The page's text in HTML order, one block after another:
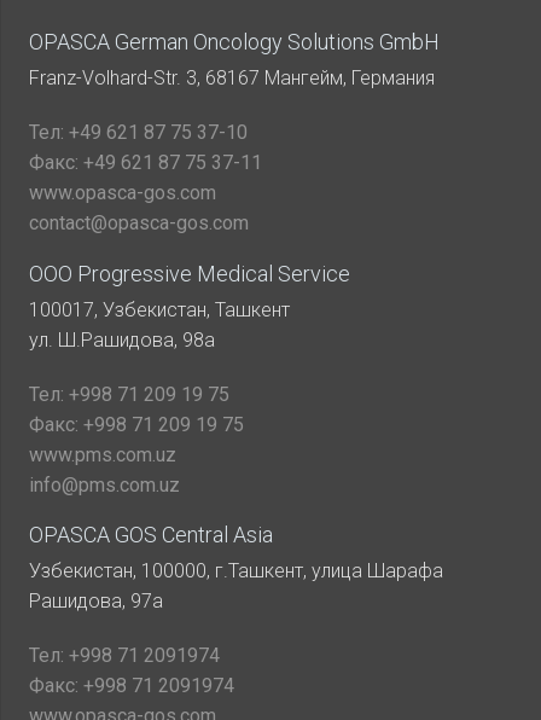
OPASCA German Oncology Solutions GmbH
Franz-Volhard-Str. 3, 68167 Мангейм, Германия
Тел: +49 621 87 75 37-10
Факс: +49 621 87 75 37-11
www.opasca-gos.com
contact@opasca-gos.com
ООО Progressive Medical Service
100017, Узбекистан, Ташкент
ул. Ш.Рашидова, 98а
Тел: +998 71 209 19 75
Факс: +998 71 209 19 75
www.pms.com.uz
info@pms.com.uz
OPASCA GOS Central Asia
Узбекистан, 100000, г.Ташкент, улица Шарафа
Рашидова, 97а
Тел: +998 71 2091974
Факс: +998 71 2091974